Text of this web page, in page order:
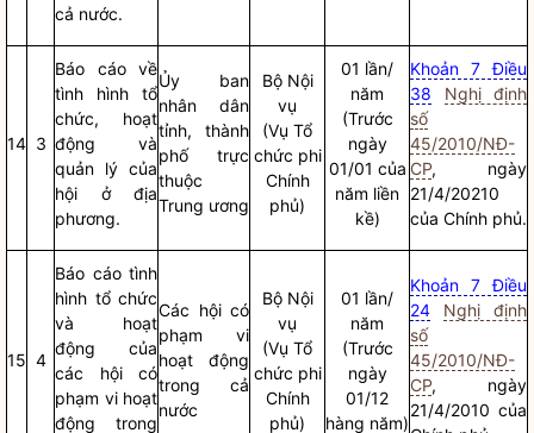
cả nước.
14 3
Báo cáovề
tình hình tổ
chức, hoạt
động và
quản lý của
hội ở địa
phương.
Ủy ban
nhân dân
tỉnh, thành
phố trực
thuộc
Trung ương
Bộ Nội
vụ
(Vụ Tổ
chức phi
Chính
phủ)
01 lần/
năm
(Trước
ngày
01/01 của
năm liền
kề)
Khoản 7 Điều
38
Nghị định
số
45/2010/NĐ-
CP, ngày
21/4/20210
của Chính phủ.
15 4
Báo cáotình
hình tổ chức
và hoạt
động của
các hội có
phạm vi hoạt
động trong
Các hội có
phạm vi
hoạt động
trong cả
nước
Bộ Nội
vụ
(Vụ Tổ
chức phi
Chính
phủ)
01 lần/
năm
(Trước
ngày
01/12
hàng năm)
Khoản 7 Điều
24
Nghị định
số
45/2010/NĐ-
CP, ngày
21/4/2010 của